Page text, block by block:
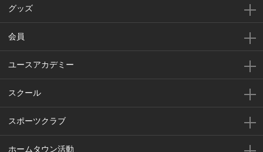
グッズ
会員
ユースアカデミー
スクール
スポーツクラブ
ホームタウン活動